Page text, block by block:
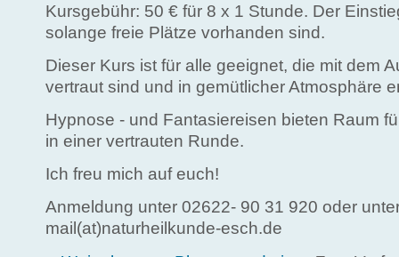
Kursgebühr: 50 € für 8 x 1 Stunde. Der
solange freie Plätze vorhanden sind.
Dieser Kurs ist für alle geeignet, die mit dem
vertraut sind und in gemütlicher Atmosphäre
Hypnose - und Fantasiereisen bieten Raum
in einer vertrauten Runde.
Ich freu mich auf euch!
Anmeldung unter 02622- 90 31 920 oder
mail(at)naturheilkunde-esch.de